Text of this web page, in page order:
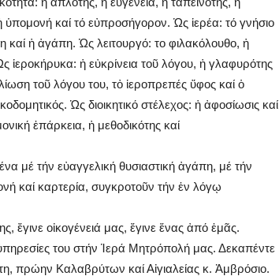
ὑπομονή καί τό εὐπροσήγορον. Ὡς ἱερέα: τό γνήσιο
καί ἡ ἀγάπη. Ὡς λειτουργό: το φιλακόλουθο, ἡ
ἱεροκήρυκα: ἡ εὐκρίνεια τοῦ λόγου, ἡ γλαφυρότης
τοῦ λόγου του, τὀ ἱεροπρεπές ὕφος καί ὁ
Ὡς διοικητικό στέλεχος: ἡ ἀφοσίωσις καί
ἐπάρκεια, ἡ μεθοδικότης καί
μέ τήν εὐαγγελική θυσιαστική ἀγάπη, μέ τήν
καί καρτερία, συγκροτοῦν τήν ἐν λόγῳ
ἔγινε οἰκογένειά μας, ἔγινε ἕνας ἀπό ἐμᾶς.
του στήν Ἱερά Μητρόπολή μας. Δεκαπέντε
πρώην Καλαβρύτων καί Αἰγιαλείας κ. Ἀμβρόσιο.